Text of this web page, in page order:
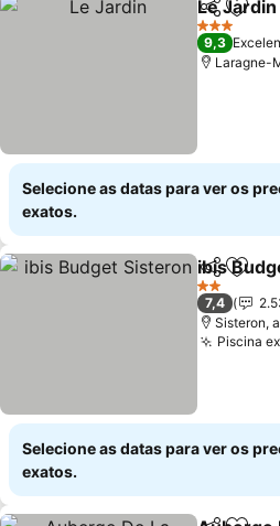
Partilhar
Le Jardin
3 Estrelas
9,3
Laragne-
Selecione as datas para ver os
exatos.
Partilhar
ibis
2 Estrelas
7,4
Sisteron,
Piscina
Selecione as datas para ver os
exatos.